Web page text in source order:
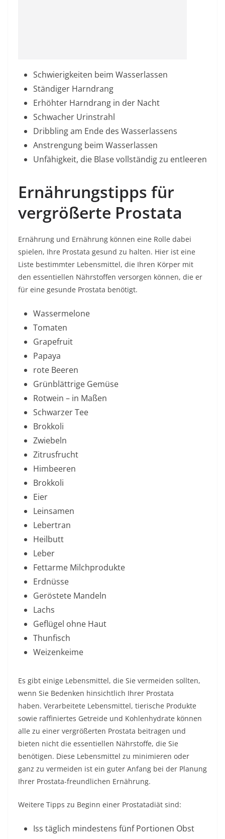
Schwierigkeiten beim Wasserlassen
Ständiger Harndrang
Erhöhter Harndrang in der Nacht
Schwacher Urinstrahl
Dribbling am Ende des Wasserlassens
Anstrengung beim Wasserlassen
Unfähigkeit, die Blase vollständig zu entleeren
Ernährungstipps für
vergrößerte Prostata
Ernährung und Ernährung können eine Rolle dabei
spielen, Ihre Prostata gesund zu halten. Hier ist eine
Liste bestimmter Lebensmittel, die Ihren Körper mit
den essentiellen Nährstoffen versorgen können, die er
für eine gesunde Prostata benötigt.
Wassermelone
Tomaten
Grapefruit
Papaya
rote Beeren
Grünblättrige Gemüse
Rotwein – in Maßen
Schwarzer Tee
Brokkoli
Zwiebeln
Zitrusfrucht
Himbeeren
Brokkoli
Eier
Leinsamen
Lebertran
Heilbutt
Leber
Fettarme Milchprodukte
Erdnüsse
Geröstete Mandeln
Lachs
Geflügel ohne Haut
Thunfisch
Weizenkeime
Es gibt einige Lebensmittel, die Sie vermeiden sollten,
wenn Sie Bedenken hinsichtlich Ihrer Prostata
haben. Verarbeitete Lebensmittel, tierische Produkte
sowie raffiniertes Getreide und Kohlenhydrate können
alle zu einer vergrößerten Prostata beitragen und
bieten nicht die essentiellen Nährstoffe, die Sie
benötigen. Diese Lebensmittel zu minimieren oder
ganz zu vermeiden ist ein guter Anfang bei der Planung
Ihrer Prostata-freundlichen Ernährung.
Weitere Tipps zu Beginn einer Prostatadiät sind:
Iss täglich mindestens fünf Portionen Obst